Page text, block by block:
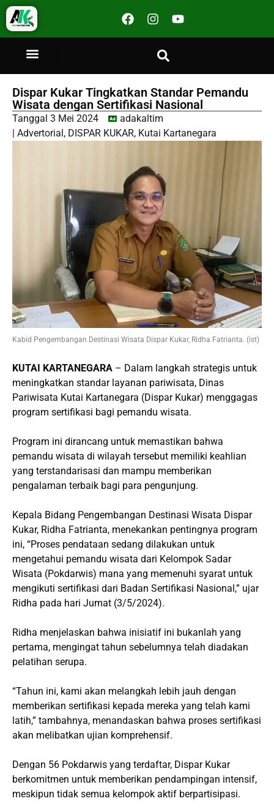
Dispar Kukar Tingkatkan Standar Pemandu
Wisata dengan Sertifikasi Nasional
Tanggal 3 Mei 2024
adakaltim
Advertorial , DISPAR KUKAR, Kutai Kartanegara
Kabid Pengembangan Destinasi Wisata Dispar Kukar, Ridha Fatrianta. (ist)
KUTAI KARTANEGARA – Dalam langkah strategis untuk
meningkatkan standar layanan pariwisata, Dinas
Pariwisata Kutai Kartanegara (Dispar Kukar) menggagas
program sertifikasi bagi pemandu wisata.
Program ini dirancang untuk memastikan bahwa
pemandu wisata di wilayah tersebut memiliki keahlian
yang terstandarisasi dan mampu memberikan
pengalaman terbaik bagi para pengunjung.
Kepala Bidang Pengembangan Destinasi Wisata Dispar
Kukar, Ridha Fatrianta, menekankan pentingnya program
ini, “Proses pendataan sedang dilakukan untuk
mengetahui pemandu wisata dari Kelompok Sadar
Wisata (Pokdarwis) mana yang memenuhi syarat untuk
mengikuti sertifikasi dari Badan Sertifikasi Nasional,” ujar
Ridha pada hari Jumat (3/5/2024).
Ridha menjelaskan bahwa inisiatif ini bukanlah yang
pertama, mengingat tahun sebelumnya telah diadakan
pelatihan serupa.
“Tahun ini, kami akan melangkah lebih jauh dengan
memberikan sertifikasi kepada mereka yang telah kami
latih,” tambahnya, menandaskan bahwa proses sertifikasi
akan melibatkan ujian komprehensif.
Dengan 56 Pokdarwis yang terdaftar, Dispar Kukar
berkomitmen untuk memberikan pendampingan intensif,
meskipun tidak semua kelompok aktif berpartisipasi.